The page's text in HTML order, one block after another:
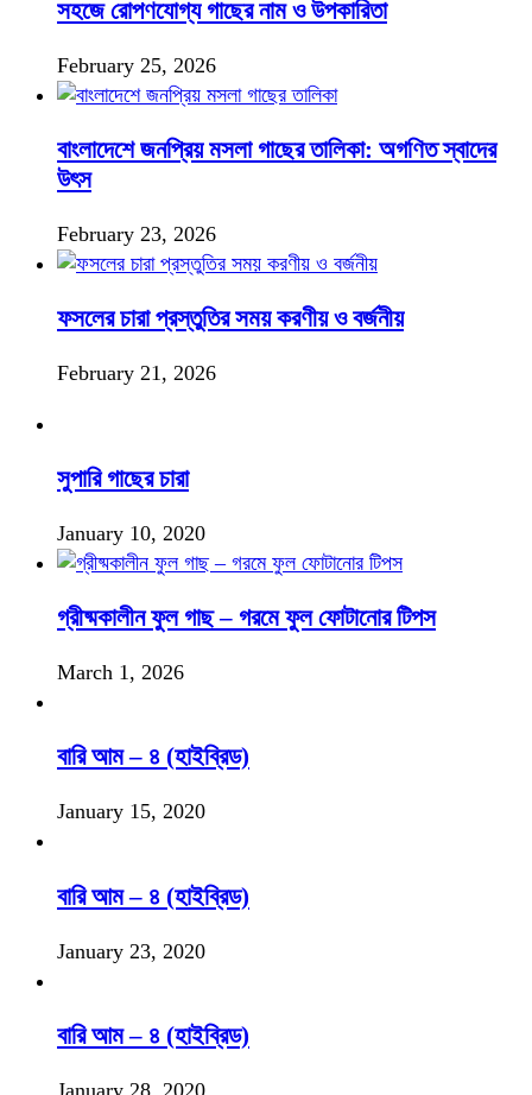
সহজে রোপণযোগ্য গাছের নাম ও উপকারিতা
February 25, 2026
বাংলাদেশে জনপ্রিয় মসলা গাছের তালিকা: অগণিত স্বাদের
উৎস
February 23, 2026
ফসলের চারা প্রস্তুতির সময় করণীয় ও বর্জনীয়
February 21, 2026
সুপারি গাছের চারা
January 10, 2020
গ্রীষ্মকালীন ফুল গাছ – গরমে ফুল ফোটানোর টিপস
March 1, 2026
বারি আম – ৪ (হাইব্রিড)
January 15, 2020
বারি আম – ৪ (হাইব্রিড)
January 23, 2020
বারি আম – ৪ (হাইব্রিড)
January 28, 2020